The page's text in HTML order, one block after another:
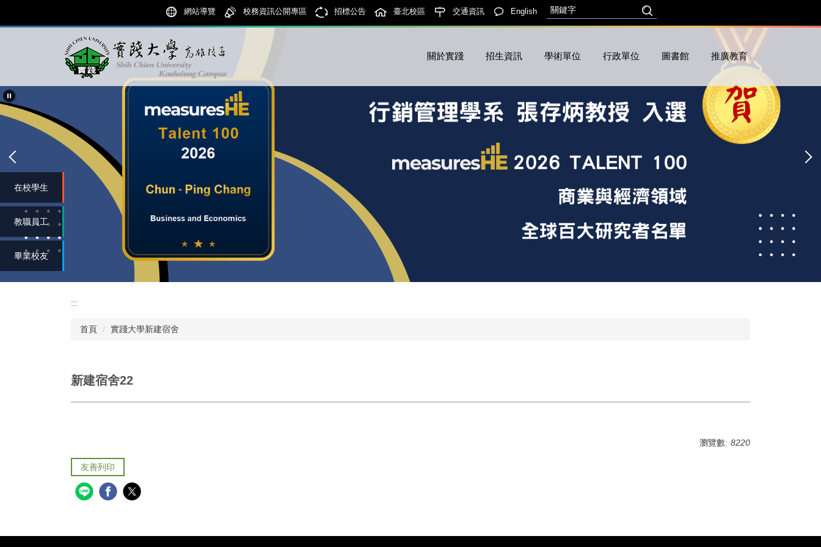
區
網站導覽 校務資訊公開專區 招標公告 臺北校區 交通資訊 English
關於實踐 招生資訊 學術單位 行政單位 圖書館 推廣教育
在校學生
教職員工
畢業校友
:::
首頁 實踐大學新建宿舍
新建宿舍22
瀏覽數: 8220
友善列印